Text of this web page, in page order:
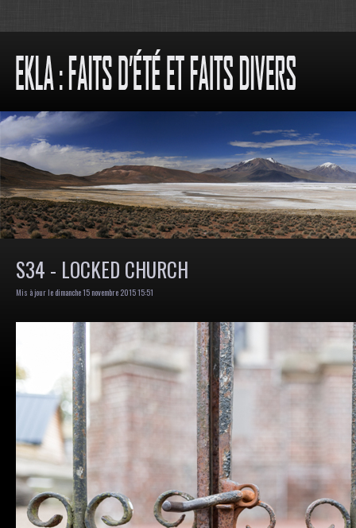
S34 - LOCKED CHURCH
Mis à jour le dimanche 15 novembre 2015 15:51